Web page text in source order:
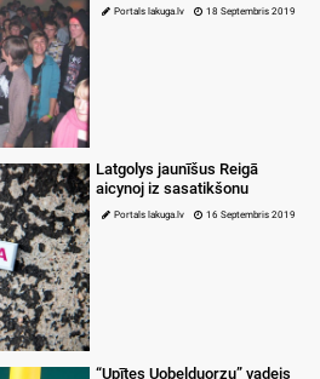
Portals lakuga.lv 18 Septembris 2019
Latgolys jaunīšus Reigā
aicynoj iz sasatikšonu
Portals lakuga.lv 16 Septembris 2019
“Upītes Uobeļduorzu” vadeis